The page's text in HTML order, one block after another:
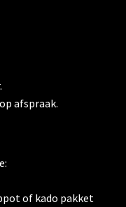
afspraak.
of kado pakket